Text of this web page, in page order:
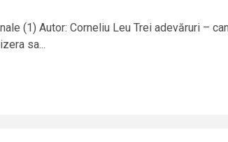
(1) Autor: Corneliu Leu Trei adevăruri –
sa...